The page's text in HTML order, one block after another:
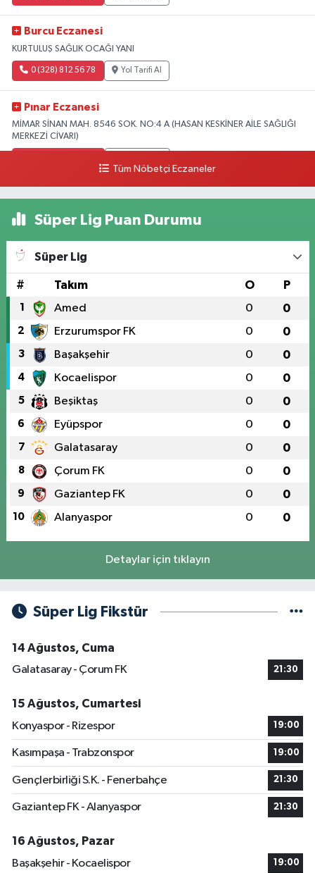
Burcu Eczanesi
KURTULUŞ SAĞLIK OCAĞI YANI
0 (328) 812 56 78 Yol Tarifi Al
Pınar Eczanesi
MİMAR SİNAN MAH. 8546 SOK. NO:4 A (HASAN KESKİNER AİLE SAĞLIĞI
MERKEZİ CİVARI)
Tüm Nöbetçi Eczaneler
Süper Lig Puan Durumu
Süper Lig
# Takım O P
1 Amed 0 0
2 Erzurumspor FK 0 0
3 Başakşehir 0 0
4 Kocaelispor 0 0
5 Beşiktaş 0 0
6 Eyüpspor 0 0
7 Galatasaray 0 0
8 Çorum FK 0 0
9 Gaziantep FK 0 0
10 Alanyaspor 0 0
Detaylar için tıklayın
Süper Lig Fikstür
14 Ağustos, Cuma
Galatasaray - Çorum FK
21:30
15 Ağustos, Cumartesi
Konyaspor - Rizespor
19:00
Kasımpaşa - Trabzonspor 19:00
Gençlerbirliği S.K. - Fenerbahçe 21:30
Gaziantep FK - Alanyaspor 21:30
16 Ağustos, Pazar
Başakşehir - Kocaelispor
19:00